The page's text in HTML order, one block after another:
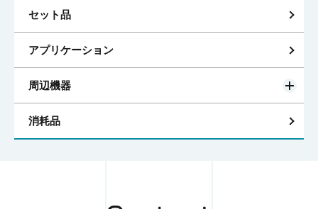
セット品
アプリケーション
周辺機器
消耗品